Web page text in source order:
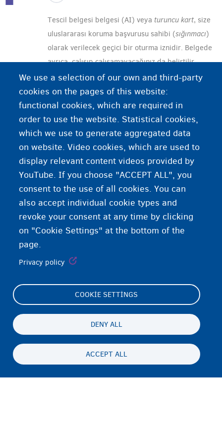
Tescil belgesi belgesi (AI) veya turuncu kart, size
uluslararası koruma başvurusu sahibi (sığınmacı)
olarak verilecek geçici bir oturma iznidir. Belgede
ayrıca, çalışıp çalışamayacağınız da belirtilir.
Ek 26 sahibiyseniz,AIbelgesini belediyeden
alabilirsiniz. Sonradan bir başvuruda
bulunduysanız, AI belgesini sadece
CGVS/CGRA’nın talebinizi kabul edilebilir ilan
etmesi halinde alabilirsiniz.
We use a selection of our own and third-party
cookies on the pages of this website:
functional cookies, which are required in
order to use the website. Statistical cookies,
which we use to generate aggregated data
on website. Video cookies, which are used to
display relevant content videos provided by
YouTube. If you choose "ACCEPT ALL", you
consent to the use of all cookies. You can
also accept individual cookie types and
revoke your consent at any time by clicking
on "Cookie Settings" at the bottom of the
page.
Privacy policy
COOKIE SETTINGS
DENY ALL
ACCEPT ALL
Footer
(menu)
Cookie Settings
TR
Persistent
menu